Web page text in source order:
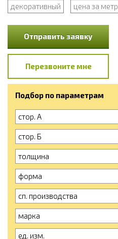
декоративный
цена за метр
Отправить заявку
Перезвоните мне
Подбор по параметрам
стор. А
стор. Б
толщина
форма
сп. производства
марка
ед. изм.